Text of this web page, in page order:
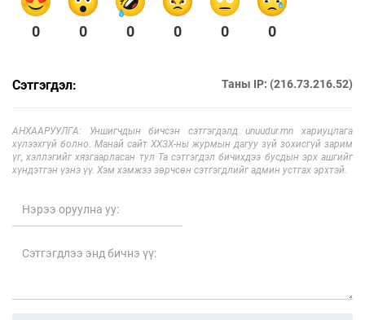
0 0 0 0 0 0
Сэтгэгдэл: Таны IP: (216.73.216.52)
АНХААРУУЛГА: Уншигчдын бичсэн сэтгэгдэлд unuudur.mn хариуцлага
хүлээхгүй болно. Манай сайт ХХЗХ-ны журмын дагуу зүй зохисгүй зарим
үг, хэллэгийг хязгаарласан тул Та сэтгэгдэл бичихдээ бусдын эрх ашгийг
хүндэтгэн үзнэ үү. Хэм хэмжээ зөрчсөн сэтгэгдлийг админ устгах эрхтэй.